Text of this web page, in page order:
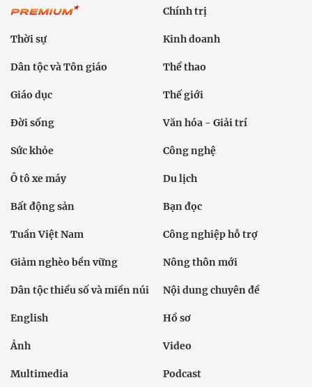
Chính trị
Thời sự Kinh doanh
Dân tộc và Tôn giáo Thể thao
Giáo dục Thế giới
Đời sống Văn hóa - Giải trí
Sức khỏe Công nghệ
Ô tô xe máy Du lịch
Bất động sản Bạn đọc
Tuần Việt Nam Công nghiệp hỗ trợ
Giảm nghèo bền vững Nông thôn mới
Dân tộc thiểu số và miền núi Nội dung chuyên đề
English Hồ sơ
Ảnh Video
Multimedia Podcast